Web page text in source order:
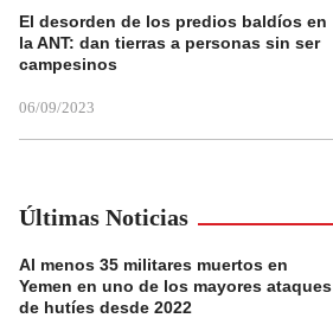
El desorden de los predios baldíos en
la ANT: dan tierras a personas sin ser
campesinos
06/09/2023
Últimas Noticias
Al menos 35 militares muertos en
Yemen en uno de los mayores ataques
de hutíes desde 2022